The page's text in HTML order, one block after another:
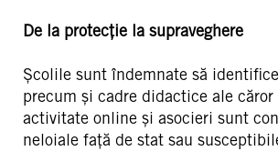
De la protecție la supraveghere
Școlile sunt îndemnate să
precum și cadre didactice ale
activitate online și asocieri sunt
neloiale față de stat sau